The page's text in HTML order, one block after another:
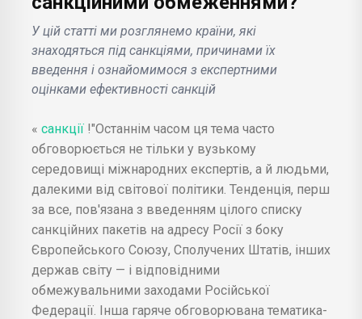
У цій статті ми розглянемо країни, які
знаходяться під санкціями, причинами їх
введення і ознайомимося з експертними
оцінками ефективності санкцій
« санкції !"Останнім часом ця тема часто
обговорюється не тільки у вузькому
середовищі міжнародних експертів, а й людьми,
далекими від світової політики. Тенденція, перш
за все, пов'язана з введенням цілого списку
санкційних пакетів на адресу Росії з боку
Європейського Союзу, Сполучених Штатів, інших
держав світу — і відповідними
обмежувальними заходами Російської
Федерації. Інша гаряче обговорювана тематика-